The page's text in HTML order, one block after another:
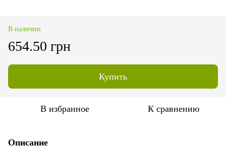
В наличии
654.50 грн
Купить
В избранное К сравнению
Описание